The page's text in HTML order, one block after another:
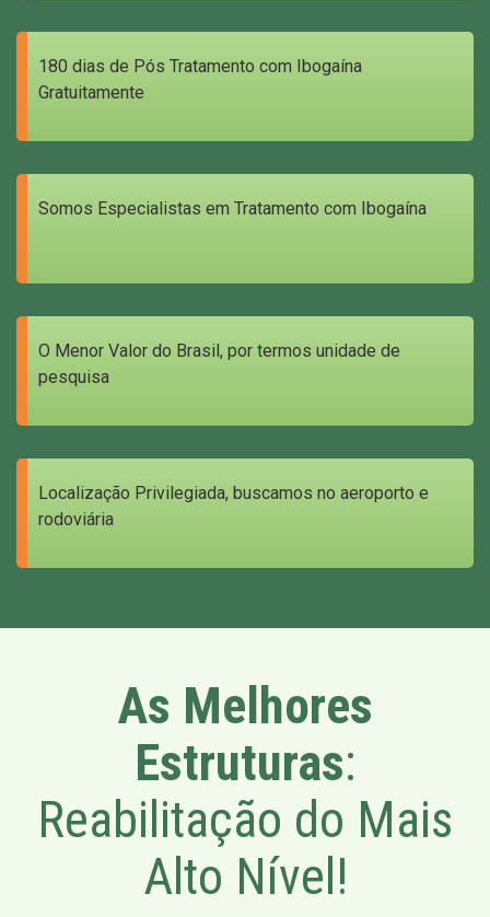
180 dias de Pós Tratamento com Ibogaína
Gratuitamente
Somos Especialistas em Tratamento com Ibogaína
O Menor Valor do Brasil, por termos unidade de
pesquisa
Localização Privilegiada, buscamos no aeroporto e
rodoviária
As Melhores
Estruturas:
Reabilitação do Mais
Alto Nível!